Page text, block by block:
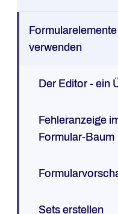
Formularelemente
verwenden
Der Editor - ein
Fehleranzeige
Formular-Baum
Sets erstellen